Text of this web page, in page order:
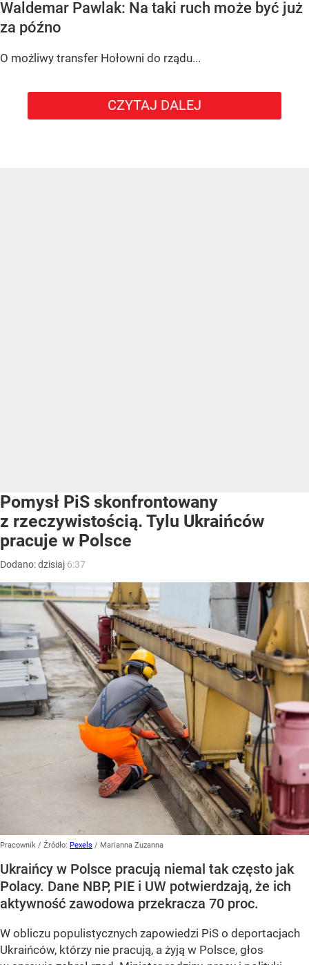
Waldemar Pawlak: Na taki ruch może być już
za późno
O możliwy transfer Hołowni do rządu...
CZYTAJ DALEJ
Pomysł PiS skonfrontowany
z rzeczywistością. Tylu Ukraińców
pracuje w Polsce
Dodano:dzisiaj 6:37
Pracownik / Źródło: Pexels / Marianna Zuzanna
Ukraińcy w Polsce pracują niemal tak często jak
Polacy. Dane NBP, PIE i UW potwierdzają, że ich
aktywność zawodowa przekracza 70 proc.
W obliczu populistycznych zapowiedzi PiS o deportacjach
Ukraińców, którzy nie pracują, a żyją w Polsce, głos